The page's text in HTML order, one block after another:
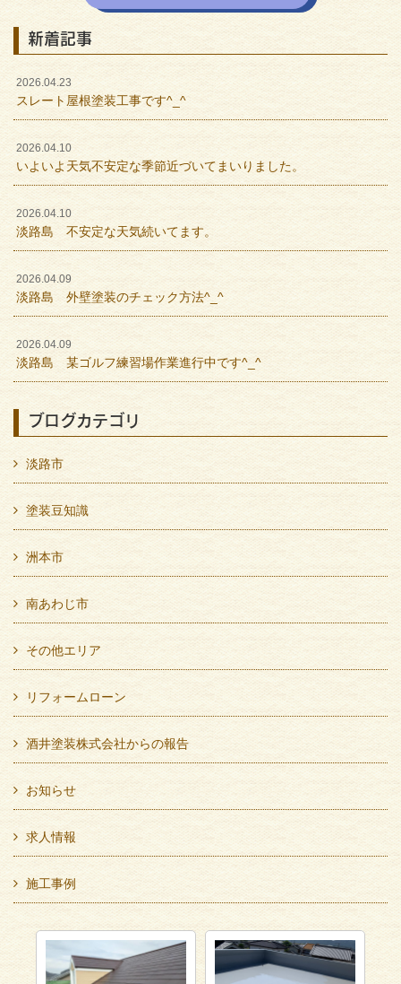
新着記事
2026.04.23
スレート屋根塗装工事です^_^
2026.04.10
いよいよ天気不安定な季節近づいてまいりました。
2026.04.10
淡路島 不安定な天気続いてます。
2026.04.09
淡路島 外壁塗装のチェック方法^_^
2026.04.09
淡路島 某ゴルフ練習場作業進行中です^_^
ブログカテゴリ
淡路市
塗装豆知識
洲本市
南あわじ市
その他エリア
リフォームローン
酒井塗装株式会社からの報告
お知らせ
求人情報
施工事例